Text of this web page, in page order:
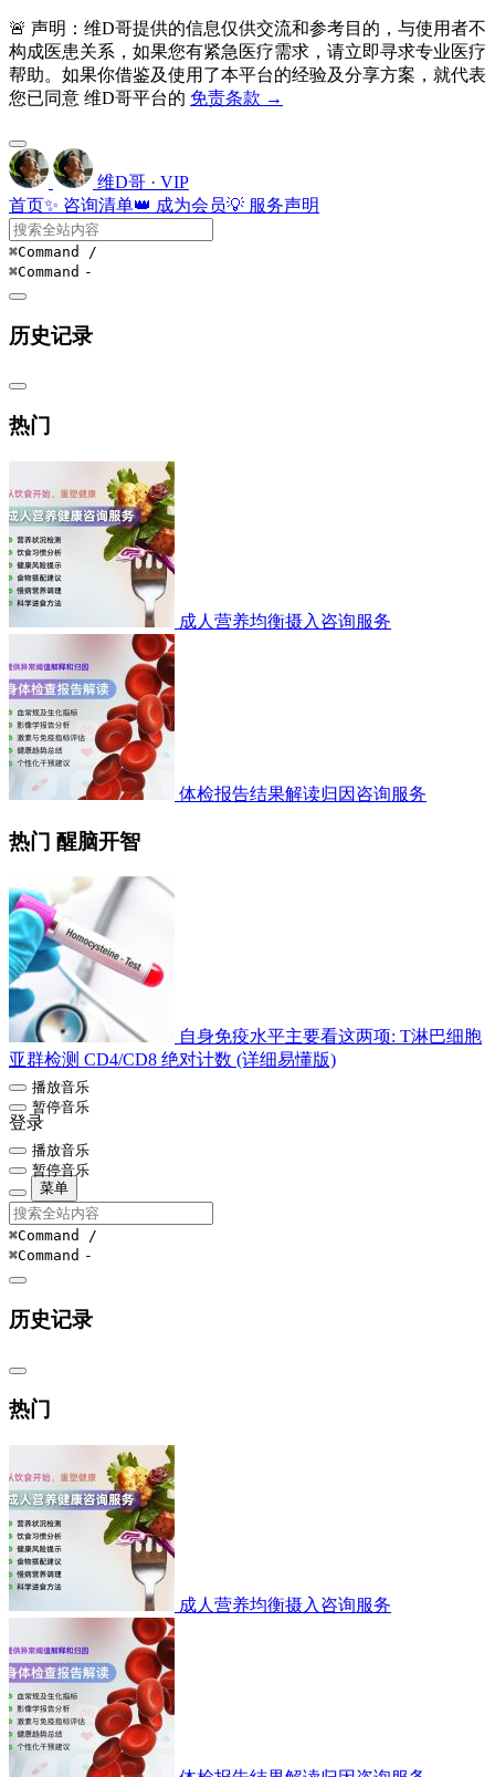
🚨 声明：维D哥提供的信息仅供交流和参考目的，与使用者不
构成医患关系，如果您有紧急医疗需求，请立即寻求专业医疗
帮助。如果你借鉴及使用了本平台的经验及分享方案，就代表
您已同意 维D哥平台的 免责条款 →
维D哥 · VIP
首页✨ 咨询清单👑 成为会员💡 服务声明
⌘Command /
⌘Command -
历史记录
热门
成人营养均衡摄入咨询服务
体检报告结果解读归因咨询服务
热门 醒脑开智
自身免疫水平主要看这两项: T淋巴细胞
亚群检测 CD4/CD8 绝对计数 (详细易懂版)
播放音乐
暂停音乐
登录
播放音乐
暂停音乐
菜单
⌘Command /
⌘Command -
历史记录
热门
成人营养均衡摄入咨询服务